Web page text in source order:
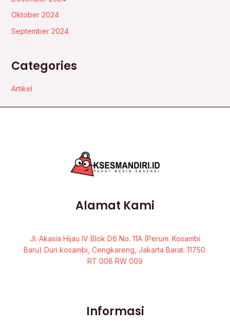
Oktober 2024
September 2024
Categories
Artikel
Alamat Kami
Jl. Akasia Hijau IV Blok D6 No. 11A (Perum. Kosambi
Baru) Duri kosambi, Cengkareng, Jakarta Barat. 11750.
RT 008 RW 009
Informasi